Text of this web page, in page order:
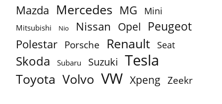
Mazda Mercedes MG Mini
Mitsubishi Nio Nissan Opel Peugeot
Polestar Porsche Renault Seat
Skoda Subaru Suzuki Tesla
Toyota Volvo VW Xpeng Zeekr